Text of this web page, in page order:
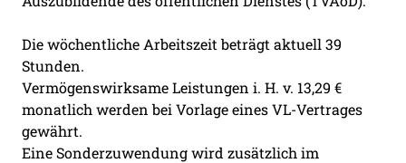
Die wöchentliche Arbeitszeit beträgt aktuell 39
Stunden.
Vermögenswirksame Leistungen i. H. v. 13,29 €
monatlich werden bei Vorlage eines VL-Vertrages
gewährt.
Eine Sonderzuwendung wird zusätzlich im